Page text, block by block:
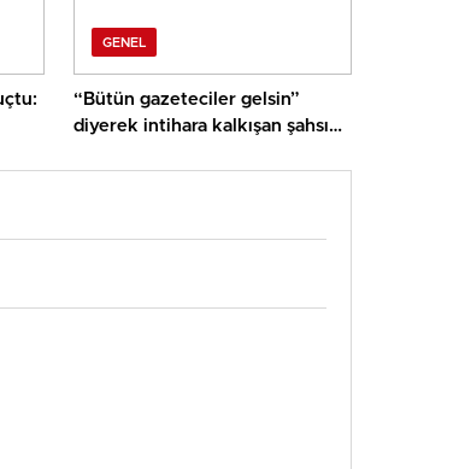
GENEL
“Bütün gazeteciler gelsin”
diyerek intihara kalkışan şahsı